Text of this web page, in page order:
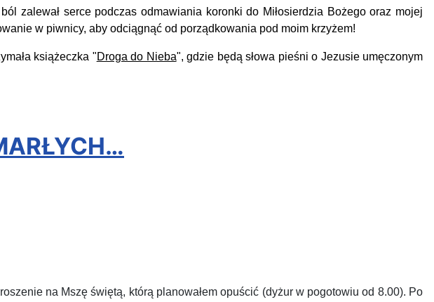
zalewał serce podczas odmawiania koronki do Miłosierdzia Bożego oraz mojej
w piwnicy, aby odciągnąć od porządkowania pod moim krzyżem!
książeczka "Droga do Nieba", gdzie będą słowa pieśni o Jezusie umęczonym
na Mszę świętą, którą planowałem opuścić (dyżur w pogotowiu od 8.00). Po